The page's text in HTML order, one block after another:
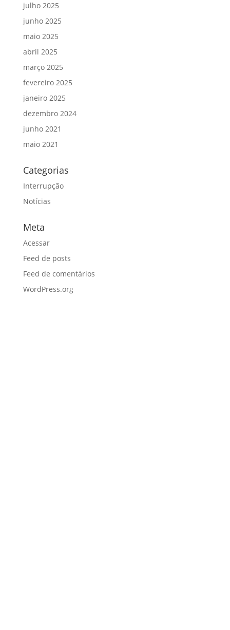
julho 2025
junho 2025
maio 2025
abril 2025
março 2025
fevereiro 2025
janeiro 2025
dezembro 2024
junho 2021
maio 2021
Categorias
Interrupção
Notícias
Meta
Acessar
Feed de posts
Feed de comentários
WordPress.org